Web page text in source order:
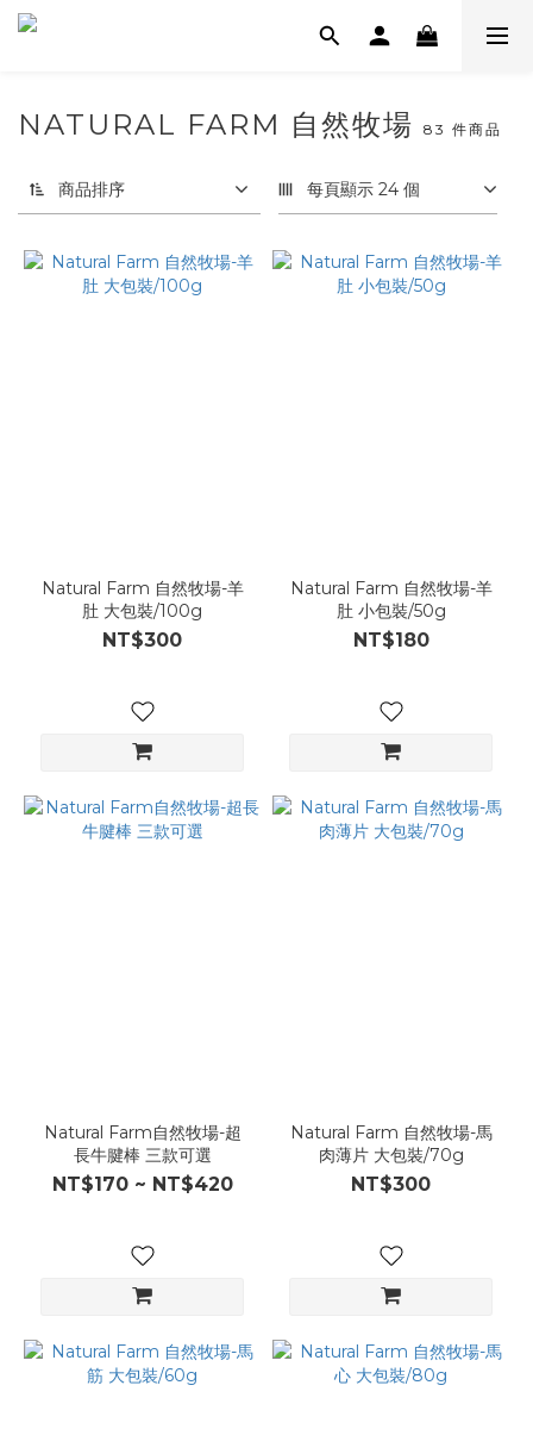
NATURAL FARM 自然牧場 83 件商品
商品排序 每頁顯示 24 個
Natural Farm 自然牧場-羊
肚 大包裝/100g
NT$300
Natural Farm 自然牧場-羊
肚 小包裝/50g
NT$180
Natural Farm自然牧場-超
長牛腱棒 三款可選
NT$170 ~ NT$420
Natural Farm 自然牧場-馬
肉薄片 大包裝/70g
NT$300